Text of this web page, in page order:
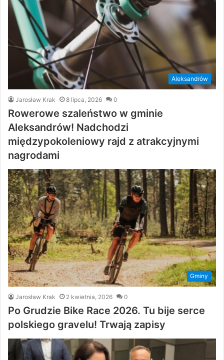
Aleksandrów
Jarosław Krak 8 lipca, 2026 0
Rowerowe szaleństwo w gminie
Aleksandrów! Nadchodzi
międzypokoleniowy rajd z atrakcyjnymi
nagrodami
Gminy
Jarosław Krak 2 kwietnia, 2026 0
Po Grudzie Bike Race 2026. Tu bije serce
polskiego gravelu! Trwają zapisy